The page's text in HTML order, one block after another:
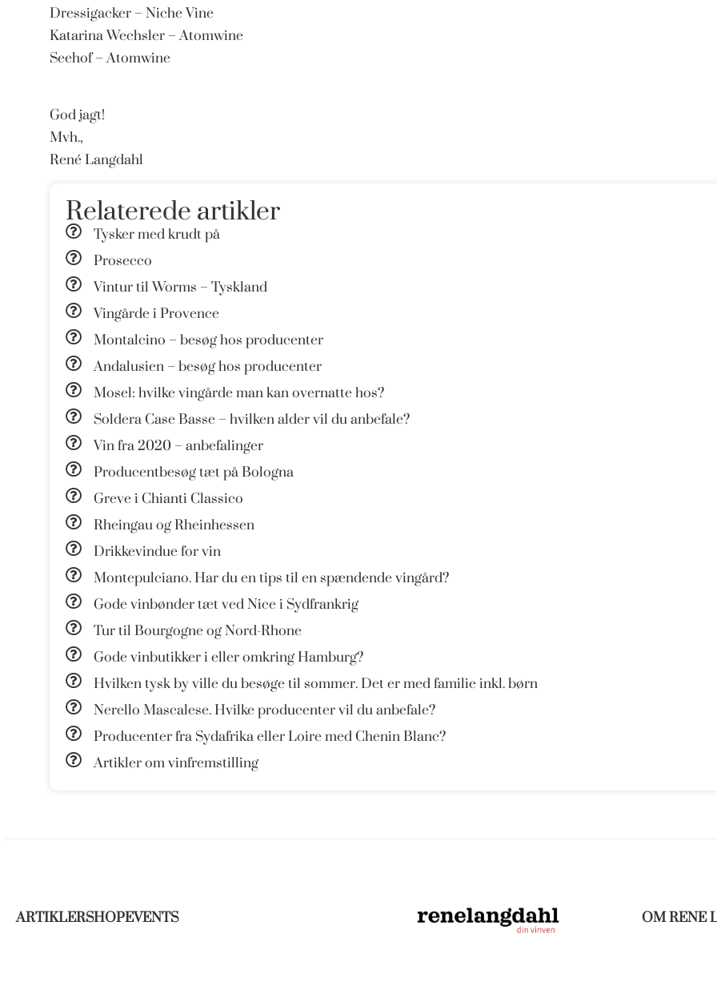
Dressigacker – Niche Vine
Katarina Wechsler – Atomwine
Seehof – Atomwine
God jagt!
Mvh.,
René Langdahl
Relaterede artikler
Tysker med krudt på
Prosecco
Vintur til Worms – Tyskland
Vingårde i Provence
Montalcino – besøg hos producenter
Andalusien – besøg hos producenter
Mosel: hvilke vingårde man kan overnatte hos?
Soldera Case Basse – hvilken alder vil du anbefale?
Vin fra 2020 – anbefalinger
Producentbesøg tæt på Bologna
Greve i Chianti Classico
Rheingau og Rheinhessen
Drikkevindue for vin
Montepulciano. Har du en tips til en spændende vingård?
Gode vinbønder tæt ved Nice i Sydfrankrig
Tur til Bourgogne og Nord-Rhone
Gode vinbutikker i eller omkring Hamburg?
Hvilken tysk by ville du besøge til sommer. Det er med familie inkl. børn
Nerello Mascalese. Hvilke producenter vil du anbefale?
Producenter fra Sydafrika eller Loire med Chenin Blanc?
Artikler om vinfremstilling
ARTIKLERSHOPEVENTS OM RENE